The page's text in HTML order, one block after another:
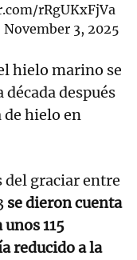
rRgUKxFjVa
November 3, 2025
hielo marino se
después
de hielo en
graciar entre
se dieron cuenta
115
reducido a la